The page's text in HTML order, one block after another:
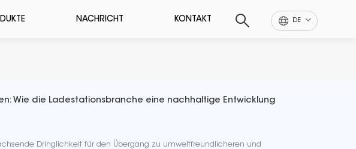
DE
NACHRICHT KONTAKT
Wie die Ladestationsbranche eine nachhaltige Entwicklung
Dringlichkeit für den Übergang zu umweltfreundlicheren und